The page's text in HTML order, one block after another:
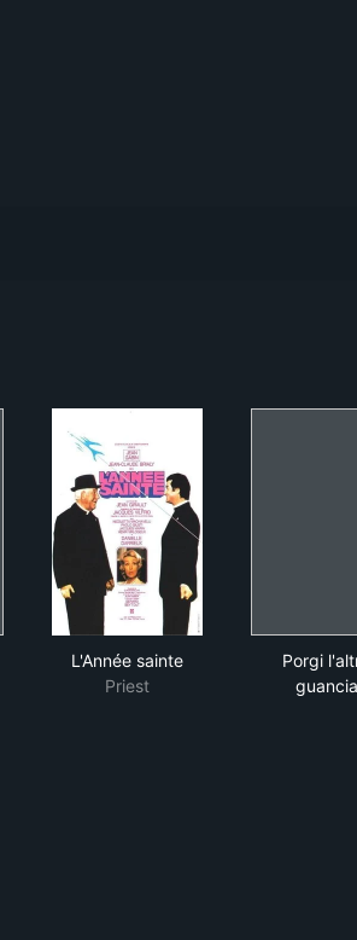
L'Année sainte
Priest
Porgi
guancia